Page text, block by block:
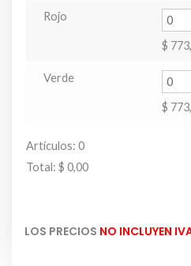
Rojo
$
Verde
$
Artículos: 0
Total: $ 0,00
Tu
LOS PRECIOS NO INCLUYEN